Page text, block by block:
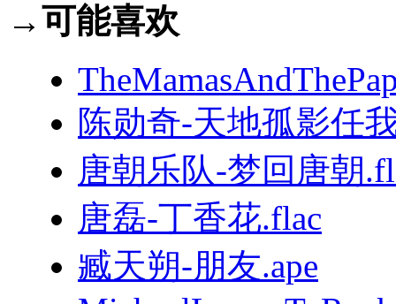
→可能喜欢
陈勋奇-天地孤影任
唐朝乐队-梦回唐朝
唐磊-丁香花.flac
臧天朔-朋友.ape